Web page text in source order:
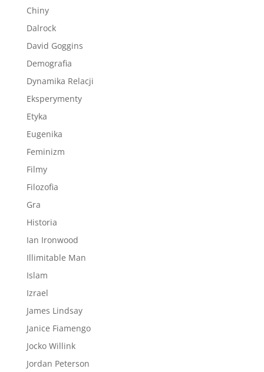
Chiny
Dalrock
David Goggins
Demografia
Dynamika Relacji
Eksperymenty
Etyka
Eugenika
Feminizm
Filmy
Filozofia
Gra
Historia
Ian Ironwood
Illimitable Man
Islam
Izrael
James Lindsay
Janice Fiamengo
Jocko Willink
Jordan Peterson